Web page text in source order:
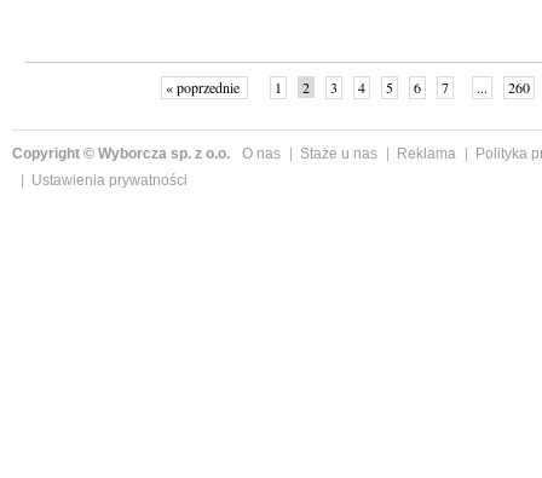
« poprzednie 1 2 3 4 5 6 7 ... 260
Copyright © Wyborcza sp. z o.o. O nas Staże u nas Reklama
Polityka
Ustawienia prywatności